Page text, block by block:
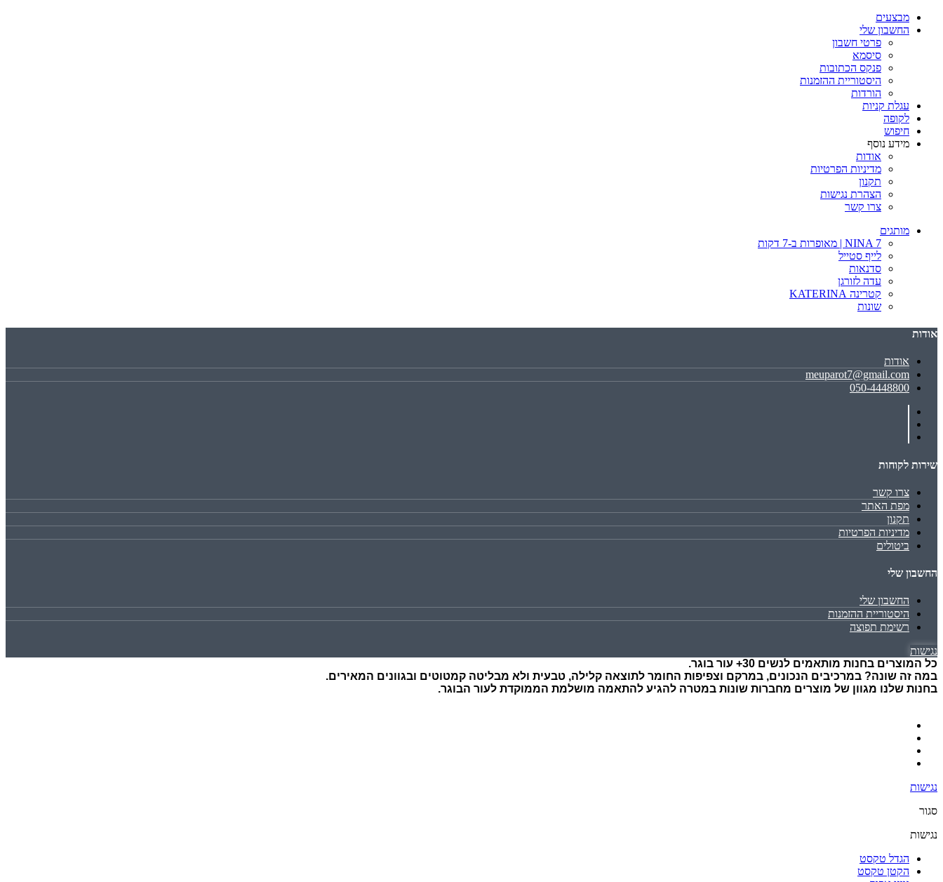
מבצעים
החשבון שלי
פרטי חשבון
סיסמא
פנקס הכתובות
היסטוריית ההזמנות
הורדות
עגלת קניות
לקופה
חיפוש
מידע נוסף
אודות
מדיניות הפרטיות
תקנון
הצהרת נגישות
צרו קשר
מותגים
NINA 7 | מאופרות ב-7 דקות
לייף סטייל
סדנאות
עדה לזורגן
קטרינה KATERINA
שונות
אודות
אודות
meuparot7@gmail.com
050-4448800
שירות לקוחות
צרו קשר
מפת האתר
תקנון
מדיניות הפרטיות
ביטולים
החשבון שלי
החשבון שלי
היסטוריית ההזמנות
רשימת תפוצה
נגישות
כל המוצרים בחנות מותאמים לנשים 30+ עור בוגר.
במה זה שונה? במרכיבים הנכונים, במרקם וצפיפות החומר לתוצאה קלילה, טבעית ולא מבליטה קמטוטים ובגוונים המאירים.
בחנות שלנו מגוון של מוצרים מחברות שונות במטרה להגיע להתאמה מושלמת הממוקדת לעור הבוגר.
נגישות
סגור
נגישות
הגדל טקסט
הקטן טקסט